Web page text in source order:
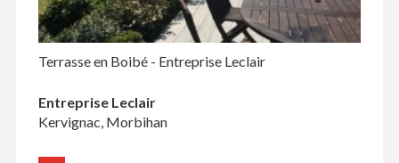
Terrasse en Boibé - Entreprise Leclair
Entreprise Leclair
Kervignac, Morbihan